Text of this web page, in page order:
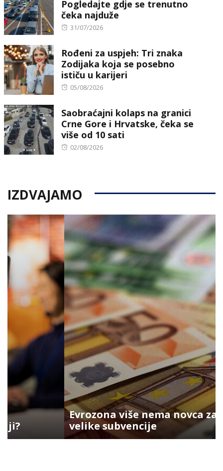
Pogledajte gdje se trenutno
čeka najduže
Posted
31/07/2026
Rođeni za uspjeh: Tri znaka
Zodijaka koja se posebno
ističu u karijeri
Posted
05/08/2026
Saobraćajni kolaps na granici
Crne Gore i Hrvatske, čeka se
više od 10 sati
Posted
02/08/2026
IZDVAJAMO
Evrozona više nema novca za
velike subvencije